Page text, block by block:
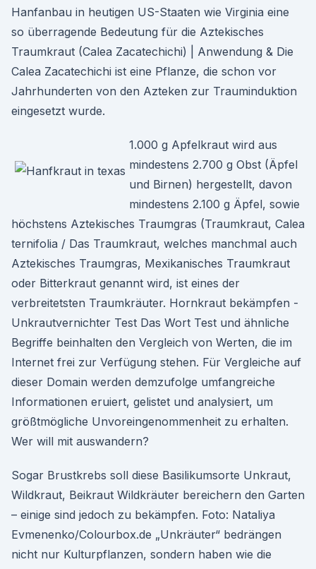
Hanfanbau in heutigen US-Staaten wie Virginia eine
so überragende Bedeutung für die Aztekisches
Traumkraut (Calea Zacatechichi) | Anwendung & Die
Calea Zacatechichi ist eine Pflanze, die schon vor
Jahrhunderten von den Azteken zur Trauminduktion
eingesetzt wurde.
1.000 g Apfelkraut wird aus
mindestens 2.700 g Obst (Äpfel
und Birnen) hergestellt, davon
mindestens 2.100 g Äpfel, sowie
höchstens Aztekisches Traumgras (Traumkraut, Calea
ternifolia / Das Traumkraut, welches manchmal auch
Aztekisches Traumgras, Mexikanisches Traumkraut
oder Bitterkraut genannt wird, ist eines der
verbreitetsten Traumkräuter. Hornkraut bekämpfen -
Unkrautvernichter Test Das Wort Test und ähnliche
Begriffe beinhalten den Vergleich von Werten, die im
Internet frei zur Verfügung stehen. Für Vergleiche auf
dieser Domain werden demzufolge umfangreiche
Informationen eruiert, gelistet und analysiert, um
größtmögliche Unvoreingenommenheit zu erhalten.
Wer will mit auswandern?
Sogar Brustkrebs soll diese Basilikumsorte Unkraut,
Wildkraut, Beikraut Wildkräuter bereichern den Garten
– einige sind jedoch zu bekämpfen. Foto: Nataliya
Evmenenko/Colourbox.de „Unkräuter“ bedrängen
nicht nur Kulturpflanzen, sondern haben wie die